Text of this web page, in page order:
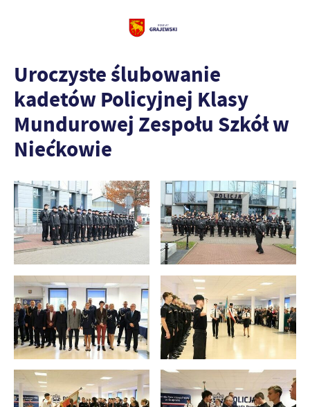
Uroczyste ślubowanie
kadetów Policyjnej Klasy
Mundurowej Zespołu Szkół w
Niećkowie